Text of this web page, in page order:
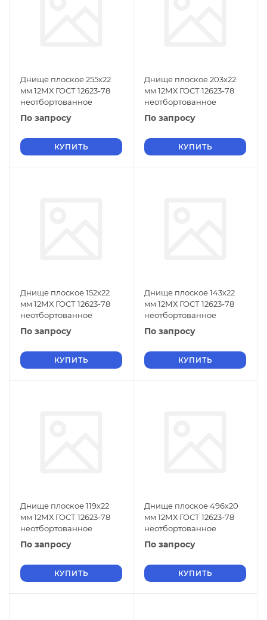
Днище плоское 255х22
мм 12МХ ГОСТ 12623-78
неотбортованное
По запросу
КУПИТЬ
Днище плоское 203х22
мм 12МХ ГОСТ 12623-78
неотбортованное
По запросу
КУПИТЬ
Днище плоское 152х22
мм 12МХ ГОСТ 12623-78
неотбортованное
По запросу
КУПИТЬ
Днище плоское 143х22
мм 12МХ ГОСТ 12623-78
неотбортованное
По запросу
КУПИТЬ
Днище плоское 119х22
мм 12МХ ГОСТ 12623-78
неотбортованное
По запросу
КУПИТЬ
Днище плоское 496х20
мм 12МХ ГОСТ 12623-78
неотбортованное
По запросу
КУПИТЬ